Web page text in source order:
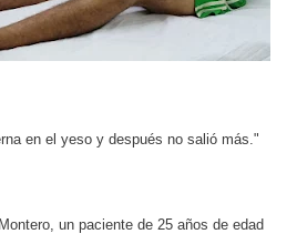
en el yeso y después no salió más."
un paciente de 25 años de edad